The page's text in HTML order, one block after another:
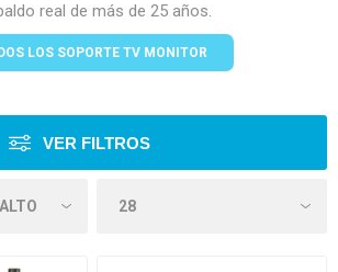
real de más de 25 años.
LOS SOPORTE TV MONITOR
VER FILTROS